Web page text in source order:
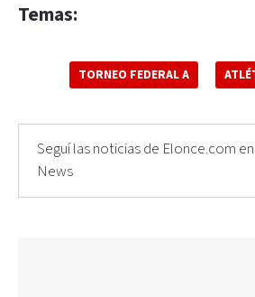
Temas:
TORNEO FEDERAL A
Seguí las noticias de Elonce.com
News